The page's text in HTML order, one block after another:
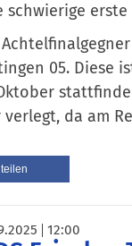
schwierige erste
05. Diese
verlegt, da am
teilen
12:00